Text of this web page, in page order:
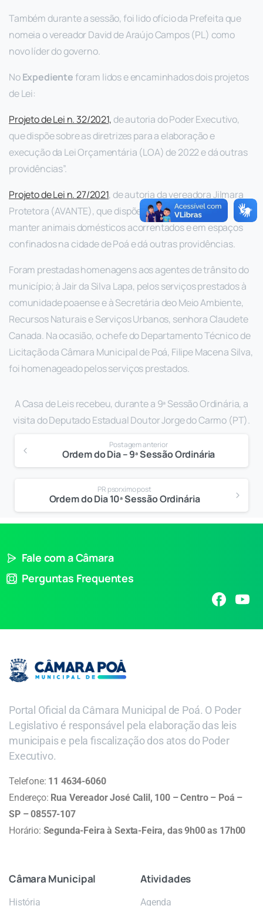
Também durante a sessão, foi lido ofício da Prefeita que
nomeia o vereador David de Araújo Campos (PL) como
novo líder do governo.
NoExpedienteforam lidos e encaminhados dois projetos
de Lei:
Projeto de Lei n. 32/2021,de autoria do Poder Executivo,
que dispõe sobre as diretrizes para a elaboração e
execução da Lei Orçamentária (LOA) de 2022 e dá outras
providências”.
Projeto de Lei n. 27/2021, de autoria da vereadora Jilmara
Protetora (AVANTE), que dispõe sobre a proibição de
manter animais domésticos acorrentados e em espaços
confinados na cidade de Poá e dá outras providências.
Foram prestadas homenagens aos agentes de trânsito do
município; à Jair da Silva Lapa, pelos serviços prestados à
comunidade poaense e à Secretária deo Meio Ambiente,
Recursos Naturais e Serviços Urbanos, senhora Claudete
Canada. Na ocasião, o chefe do Departamento Técnico de
Licitação da Câmara Municipal de Poá, Filipe Macena Silva,
foi homenageado pelos serviços prestados.
A Casa de Leis recebeu, durante a 9ª Sessão Ordinária, a
visita do Deputado Estadual Doutor Jorge do Carmo (PT).
Postagem anterior
Ordem do Dia – 9ª Sessão Ordinária
PR psorximo post
Ordem do Dia 10ª Sessão Ordinária
Fale com a Câmara
Perguntas Frequentes
Portal Oficial da Câmara Municipal de Poá. O Poder
Legislativo é responsável pela elaboração das leis
municipais e pela fiscalização dos atos do Poder
Executivo.
Telefone: 11 4634-6060
Endereço: Rua Vereador José Calil, 100 – Centro – Poá –
SP – 08557-107
Horário: Segunda-Feira à Sexta-Feira, das 9h00 as 17h00
Câmara Municipal
História
Atividades
Agenda